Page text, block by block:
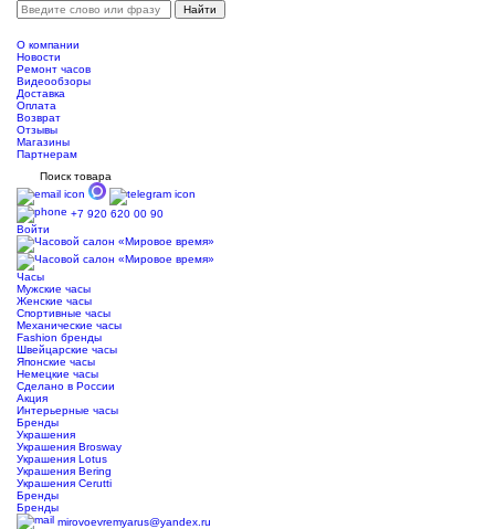
О компании
Новости
Ремонт часов
Видеообзоры
Доставка
Оплата
Возврат
Отзывы
Магазины
Партнерам
Поиск товара
+7 920 620 00 90
Войти
Часы
Мужские часы
Женские часы
Спортивные часы
Механические часы
Fashion бренды
Швейцарские часы
Японские часы
Немецкие часы
Сделано в России
Акция
Интерьерные часы
Бренды
Украшения
Украшения Brosway
Украшения Lotus
Украшения Bering
Украшения Cerutti
Бренды
Бренды
mirovoevremyarus@yandex.ru